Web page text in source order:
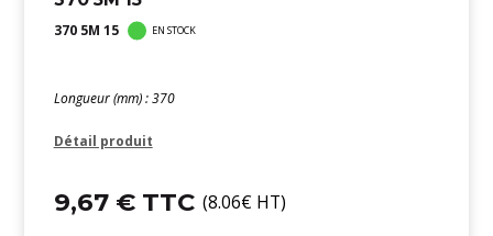
370 5M 15 EN STOCK
Longueur (mm) : 370
Détail produit
9,67 € TTC (8.06€ HT)